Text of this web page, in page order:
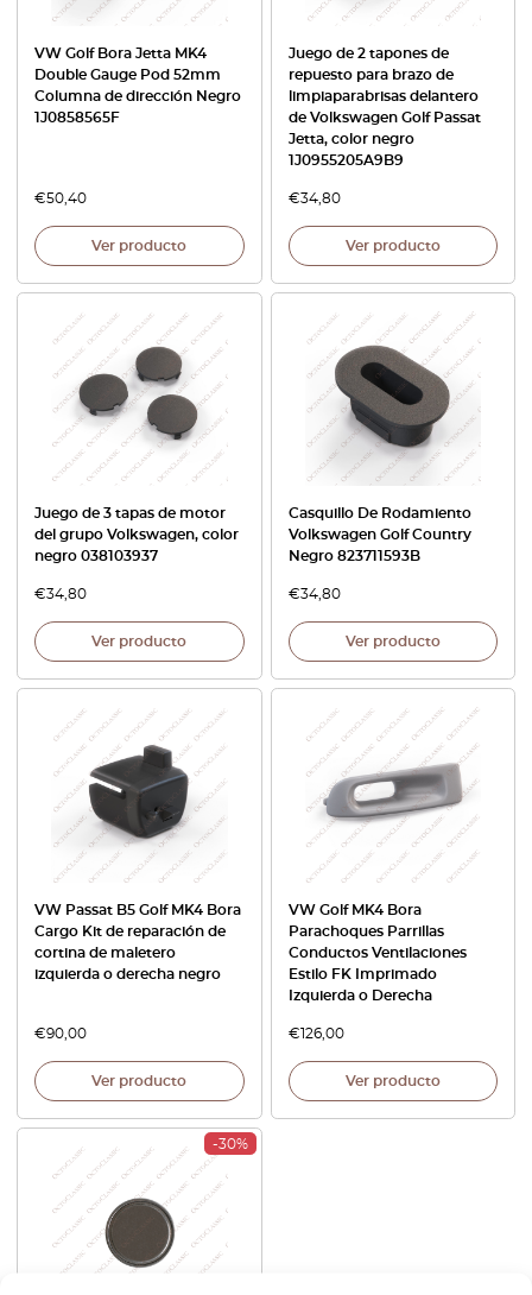
VW Golf Bora Jetta MK4
Double Gauge Pod 52mm
Columna de dirección Negro
1J0858565F
€50,40
Ver producto
Juego de 2 tapones de
repuesto para brazo de
limpiaparabrisas delantero
de Volkswagen Golf Passat
Jetta, color negro
1J0955205A9B9
€34,80
Ver producto
Juego de 3 tapas de motor
del grupo Volkswagen, color
negro 038103937
€34,80
Ver producto
Casquillo De Rodamiento
Volkswagen Golf Country
Negro 823711593B
€34,80
Ver producto
VW Passat B5 Golf MK4 Bora
Cargo Kit de reparación de
cortina de maletero
izquierda o derecha negro
€90,00
Ver producto
VW Golf MK4 Bora
Parachoques Parrillas
Conductos Ventilaciones
Estilo FK Imprimado
Izquierda o Derecha
€126,00
Ver producto
-30%